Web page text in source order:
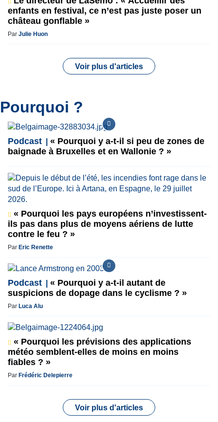
enfants en festival, ce n’est pas juste poser un
château gonflable »
Par Julie Huon
Voir plus d'articles
Pourquoi ?
Podcast
« Pourquoi y a-t-il si peu de zones de
baignade à Bruxelles et en Wallonie ? »
« Pourquoi les pays européens n’investissent-
ils pas dans plus de moyens aériens de lutte
contre le feu ? »
Par Eric Renette
Podcast
« Pourquoi y a-t-il autant de
suspicions de dopage dans le cyclisme ? »
Par Luca Alu
« Pourquoi les prévisions des applications
météo semblent-elles de moins en moins
fiables ? »
Par Frédéric Delepierre
Voir plus d'articles